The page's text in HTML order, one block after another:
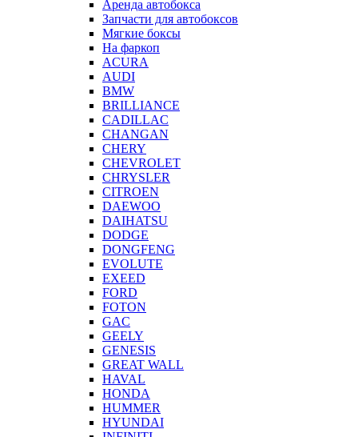
Аренда автобокса
Запчасти для автобоксов
Мягкие боксы
На фаркоп
ACURA
AUDI
BMW
BRILLIANCE
CADILLAC
CHANGAN
CHERY
CHEVROLET
CHRYSLER
CITROEN
DAEWOO
DAIHATSU
DODGE
DONGFENG
EVOLUTE
EXEED
FORD
FOTON
GAC
GEELY
GENESIS
GREAT WALL
HAVAL
HONDA
HUMMER
HYUNDAI